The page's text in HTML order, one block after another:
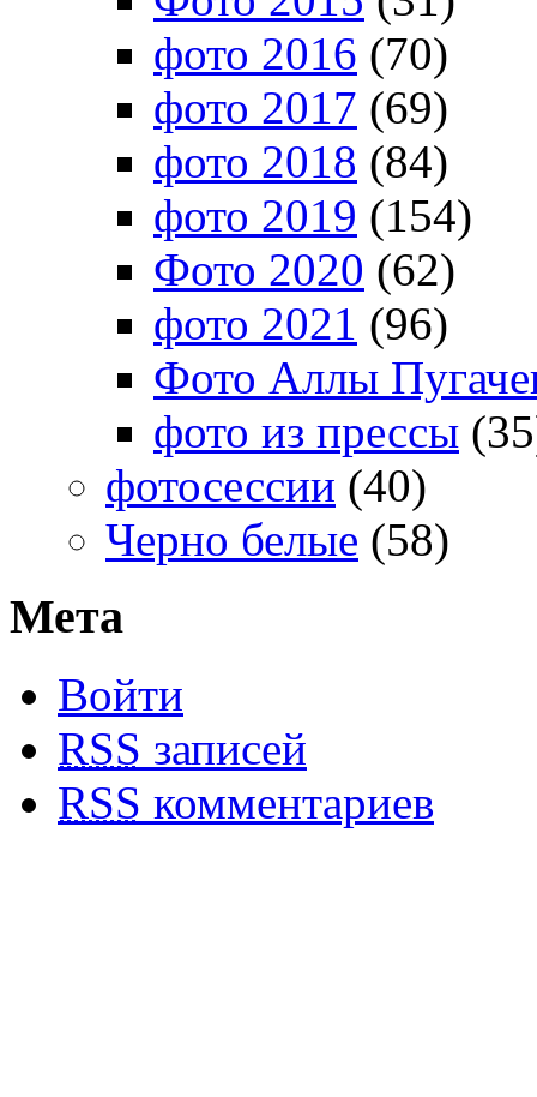
фото 2016 (70)
фото 2017 (69)
фото 2018 (84)
фото 2019 (154)
Фото 2020 (62)
фото 2021 (96)
Фото Аллы
фото из прессы
фотосессии (40)
Черно белые (58)
Мета
Войти
RSS записей
RSS комментариев